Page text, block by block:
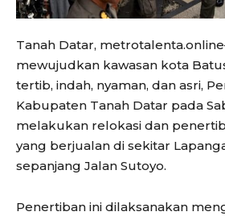
Tanah Datar,
mewujudkan kawasan kota
tertib, indah, nyaman, dan asri,
Kabupaten Tanah Datar pada
melakukan relokasi dan
yang berjualan di sekitar
sepanjang Jalan Sutoyo.
Penertiban ini dilaksanakan